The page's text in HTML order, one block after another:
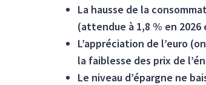
La hausse de la
(attendue à 1,8 % en 2026
L’appréciation de l’euro
la faiblesse des prix de
Le niveau d’épargne ne